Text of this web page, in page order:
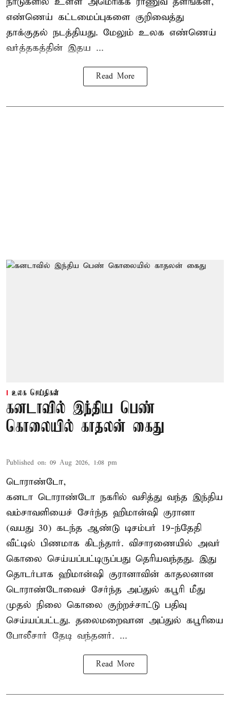
எண்ணெய் கட்டமைப்புகளை குறிவைத்து
தாக்குதல் நடத்தியது. மேலும் உலக எண்ணெய்
வர்த்தகத்தின் இதய ...
Read More
உலக செய்திகள்
கனடாவில் இந்திய பெண்
கொலையில் காதலன் கைது
Published on: 09 Aug 2026, 1:08 pm
டொராண்டோ,
கனடா டொராண்டோ நகரில் வசித்து வந்த இந்திய
வம்சாவளியைச் சேர்ந்த ஹிமான்ஷி குரானா
(வயது 30) கடந்த ஆண்டு டிசம்பர் 19-ந்தேதி
வீட்டில் பிணமாக கிடந்தார். விசாரணையில் அவர்
கொலை செய்யப்பட்டிருப்பது தெரியவந்தது. இது
தொடர்பாக ஹிமான்ஷி குரானாவின் காதலனான
டொராண்டோவைச் சேர்ந்த அப்துல் கபூரி மீது
முதல் நிலை கொலை குற்றச்சாட்டு பதிவு
செய்யப்பட்டது. தலைமறைவான அப்துல் கபூரியை
போலீசார் தேடி வந்தனர். ...
Read More